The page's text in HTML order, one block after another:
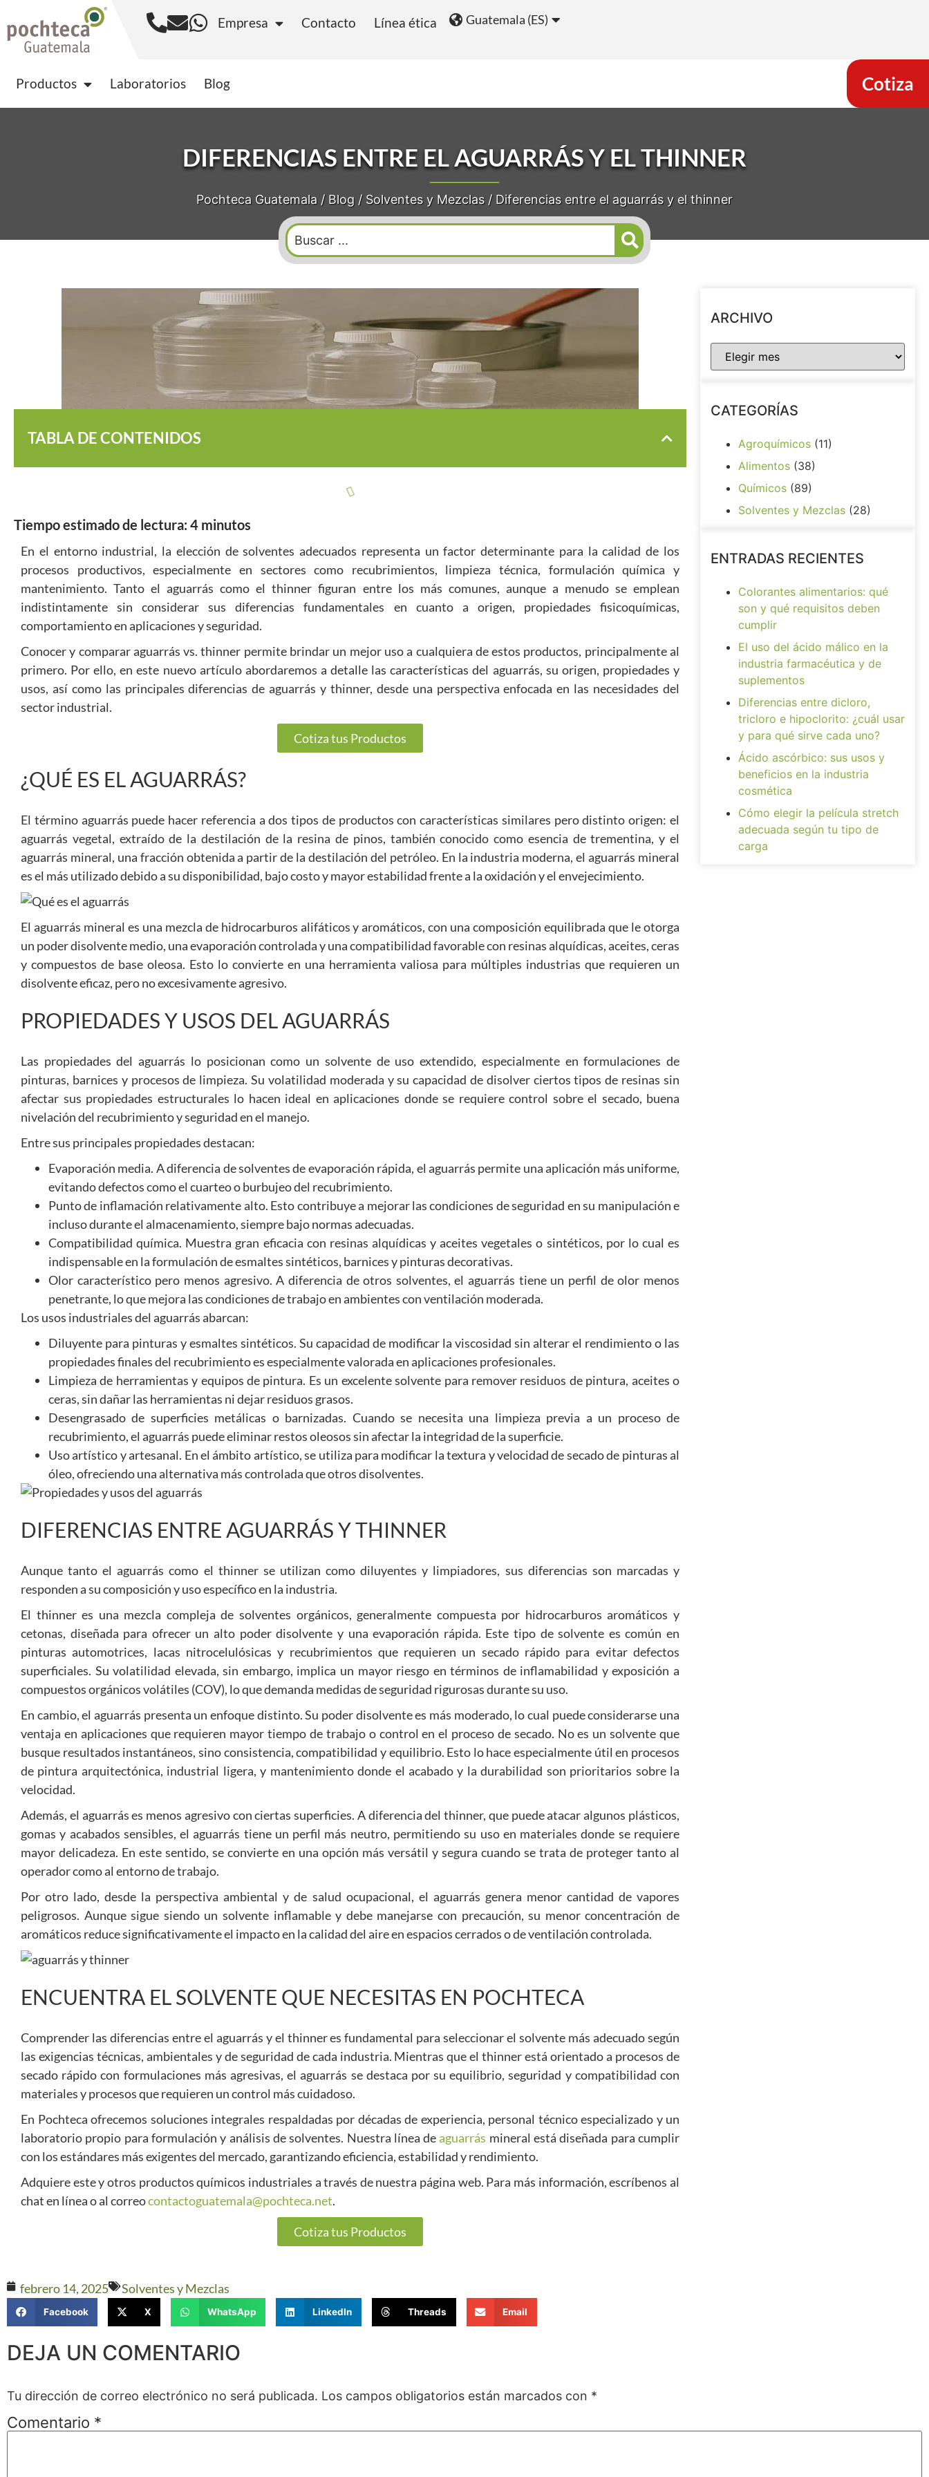
Cotiza
Empresa Contacto Línea ética Guatemala (ES)
Productos Laboratorios Blog
DIFERENCIAS ENTRE EL AGUARRÁS Y EL THINNER
Pochteca Guatemala / Blog / Solventes y Mezclas/ Diferencias entre el aguarrás y el thinner
TABLA DE CONTENIDOS
Tiempo estimado de lectura: 4 minutos
En el entorno industrial, la elección de solventes adecuados representa un factor determinante para la calidad de los
procesos productivos, especialmente en sectores como recubrimientos, limpieza técnica, formulación química y
mantenimiento. Tanto el aguarrás como el thinner figuran entre los más comunes, aunque a menudo se emplean
indistintamente sin considerar sus diferencias fundamentales en cuanto a origen, propiedades fisicoquímicas,
comportamiento en aplicaciones y seguridad.
Conocer y comparar aguarrás vs. thinner permite brindar un mejor uso a cualquiera de estos productos, principalmente al
primero. Por ello, en este nuevo artículo abordaremos a detalle las características del aguarrás, su origen, propiedades y
usos, así como las principales diferencias de aguarrás y thinner, desde una perspectiva enfocada en las necesidades del
sector industrial.
Cotiza tus Productos
¿QUÉ ES EL AGUARRÁS?
El término aguarrás puede hacer referencia a dos tipos de productos con características similares pero distinto origen: el
aguarrás vegetal, extraído de la destilación de la resina de pinos, también conocido como esencia de trementina, y el
aguarrás mineral, una fracción obtenida a partir de la destilación del petróleo. En la industria moderna, el aguarrás mineral
es el más utilizado debido a su disponibilidad, bajo costo y mayor estabilidad frente a la oxidación y el envejecimiento.
El aguarrás mineral es una mezcla de hidrocarburos alifáticos y aromáticos, con una composición equilibrada que le otorga
un poder disolvente medio, una evaporación controlada y una compatibilidad favorable con resinas alquídicas, aceites, ceras
y compuestos de base oleosa. Esto lo convierte en una herramienta valiosa para múltiples industrias que requieren un
disolvente eficaz, pero no excesivamente agresivo.
PROPIEDADES Y USOS DEL AGUARRÁS
Las propiedades del aguarrás lo posicionan como un solvente de uso extendido, especialmente en formulaciones de
pinturas, barnices y procesos de limpieza. Su volatilidad moderada y su capacidad de disolver ciertos tipos de resinas sin
afectar sus propiedades estructurales lo hacen ideal en aplicaciones donde se requiere control sobre el secado, buena
nivelación del recubrimiento y seguridad en el manejo.
Entre sus principales propiedades destacan:
Evaporación media. A diferencia de solventes de evaporación rápida, el aguarrás permite una aplicación más uniforme,
evitando defectos como el cuarteo o burbujeo del recubrimiento.
Punto de inflamación relativamente alto. Esto contribuye a mejorar las condiciones de seguridad en su manipulación e
incluso durante el almacenamiento, siempre bajo normas adecuadas.
Compatibilidad química. Muestra gran eficacia con resinas alquídicas y aceites vegetales o sintéticos, por lo cual es
indispensable en la formulación de esmaltes sintéticos, barnices y pinturas decorativas.
Olor característico pero menos agresivo. A diferencia de otros solventes, el aguarrás tiene un perfil de olor menos
penetrante, lo que mejora las condiciones de trabajo en ambientes con ventilación moderada.
Los usos industriales del aguarrás abarcan:
Diluyente para pinturas y esmaltes sintéticos. Su capacidad de modificar la viscosidad sin alterar el rendimiento o las
propiedades finales del recubrimiento es especialmente valorada en aplicaciones profesionales.
Limpieza de herramientas y equipos de pintura. Es un excelente solvente para remover residuos de pintura, aceites o
ceras, sin dañar las herramientas ni dejar residuos grasos.
Desengrasado de superficies metálicas o barnizadas. Cuando se necesita una limpieza previa a un proceso de
recubrimiento, el aguarrás puede eliminar restos oleosos sin afectar la integridad de la superficie.
Uso artístico y artesanal. En el ámbito artístico, se utiliza para modificar la textura y velocidad de secado de pinturas al
óleo, ofreciendo una alternativa más controlada que otros disolventes.
DIFERENCIAS ENTRE AGUARRÁS Y THINNER
Aunque tanto el aguarrás como el thinner se utilizan como diluyentes y limpiadores, sus diferencias son marcadas y
responden a su composición y uso específico en la industria.
El thinner es una mezcla compleja de solventes orgánicos, generalmente compuesta por hidrocarburos aromáticos y
cetonas, diseñada para ofrecer un alto poder disolvente y una evaporación rápida. Este tipo de solvente es común en
pinturas automotrices, lacas nitrocelulósicas y recubrimientos que requieren un secado rápido para evitar defectos
superficiales. Su volatilidad elevada, sin embargo, implica un mayor riesgo en términos de inflamabilidad y exposición a
compuestos orgánicos volátiles (COV), lo que demanda medidas de seguridad rigurosas durante su uso.
En cambio, el aguarrás presenta un enfoque distinto. Su poder disolvente es más moderado, lo cual puede considerarse una
ventaja en aplicaciones que requieren mayor tiempo de trabajo o control en el proceso de secado. No es un solvente que
busque resultados instantáneos, sino consistencia, compatibilidad y equilibrio. Esto lo hace especialmente útil en procesos
de pintura arquitectónica, industrial ligera, y mantenimiento donde el acabado y la durabilidad son prioritarios sobre la
velocidad.
Además, el aguarrás es menos agresivo con ciertas superficies. A diferencia del thinner, que puede atacar algunos plásticos,
gomas y acabados sensibles, el aguarrás tiene un perfil más neutro, permitiendo su uso en materiales donde se requiere
mayor delicadeza. En este sentido, se convierte en una opción más versátil y segura cuando se trata de proteger tanto al
operador como al entorno de trabajo.
Por otro lado, desde la perspectiva ambiental y de salud ocupacional, el aguarrás genera menor cantidad de vapores
peligrosos. Aunque sigue siendo un solvente inflamable y debe manejarse con precaución, su menor concentración de
aromáticos reduce significativamente el impacto en la calidad del aire en espacios cerrados o de ventilación controlada.
ENCUENTRA EL SOLVENTE QUE NECESITAS EN POCHTECA
Comprender las diferencias entre el aguarrás y el thinner es fundamental para seleccionar el solvente más adecuado según
las exigencias técnicas, ambientales y de seguridad de cada industria. Mientras que el thinner está orientado a procesos de
secado rápido con formulaciones más agresivas, el aguarrás se destaca por su equilibrio, seguridad y compatibilidad con
materiales y procesos que requieren un control más cuidadoso.
En Pochteca ofrecemos soluciones integrales respaldadas por décadas de experiencia, personal técnico especializado y un
laboratorio propio para formulación y análisis de solventes. Nuestra línea deaguarrás mineral está diseñada para cumplir
con los estándares más exigentes del mercado, garantizando eficiencia, estabilidad y rendimiento.
Adquiere este y otros productos químicos industriales a través de nuestra página web. Para más información, escríbenos al
chat en línea o al correocontactoguatemala@pochteca.net.
Cotiza tus Productos
ARCHIVO
CATEGORÍAS
Agroquímicos (11)
Alimentos (38)
Químicos (89)
Solventes y Mezclas (28)
ENTRADAS RECIENTES
Colorantes alimentarios: qué
son y qué requisitos deben
cumplir
El uso del ácido málico en la
industria farmacéutica y de
suplementos
Diferencias entre dicloro,
tricloro e hipoclorito: ¿cuál usar
y para qué sirve cada uno?
Ácido ascórbico: sus usos y
beneficios en la industria
cosmética
Cómo elegir la película stretch
adecuada según tu tipo de
carga
febrero 14, 2025 Solventes y Mezclas
Facebook X WhatsApp LinkedIn Threads Email
DEJA UN COMENTARIO
Tu dirección de correo electrónico no será publicada. Los campos obligatorios están marcados con *
Comentario *